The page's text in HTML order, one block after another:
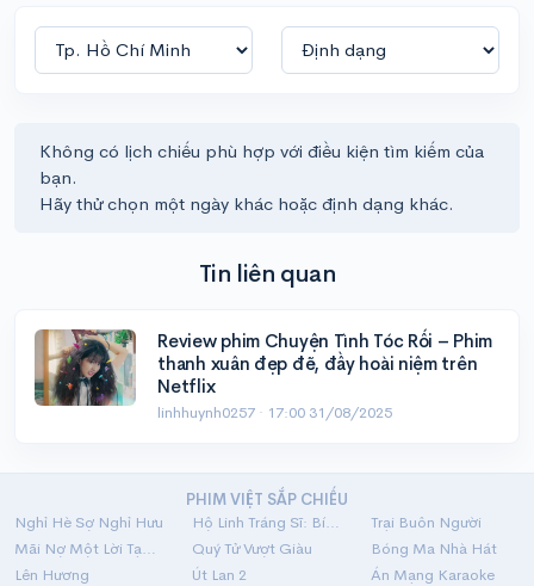
Không có lịch chiếu phù hợp với điều kiện tìm kiếm của
bạn.
Hãy thử chọn một ngày khác hoặc định dạng khác.
Tin liên quan
Review phim Chuyện Tình Tóc Rối – Phim
thanh xuân đẹp đẽ, đầy hoài niệm trên
Netflix
linhhuynh0257 · 17:00 31/08/2025
PHIM VIỆT SẮP CHIẾU
Nghỉ Hè Sợ Nghỉ Hưu
Hộ Linh Tráng Sĩ: Bí Ẩn Mộ Vua Đinh
Trại Buôn Người
Mãi Nợ Một Lời Tạm Biệt
Quý Tử Vượt Giàu
Bóng Ma Nhà Hát
Lên Hương
Út Lan 2 Án Mạng Karaoke